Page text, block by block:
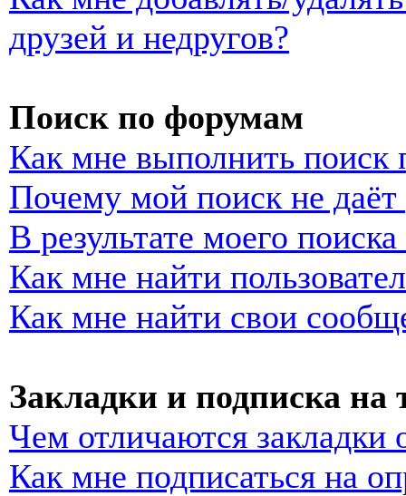
друзей и недругов?
Поиск по форумам
Как мне выполнить
Почему мой поиск не даёт
В результате моего
Как мне найти
Как мне найти свои
Закладки и подписка на
Чем отличаются закладки
Как мне подписаться на